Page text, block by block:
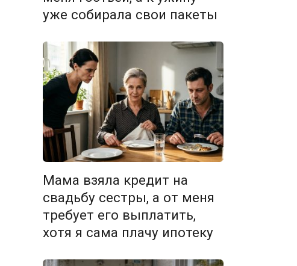
уже собирала свои пакеты
Мама взяла кредит на
свадьбу сестры, а от меня
требует его выплатить,
хотя я сама плачу ипотеку